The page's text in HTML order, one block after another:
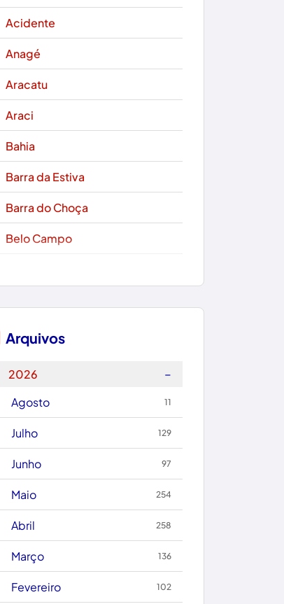
Acidente
Anagé
Aracatu
Araci
Bahia
Barra da Estiva
Barra do Choça
Belo Campo
Boquira
Brumado
Caculé
Caetanos
Caetité
Candiba
Cândido Sales
Arquivos
2026
−
Agosto
11
Julho 129
Junho 97
Maio 254
Abril 258
Março 136
Fevereiro 102